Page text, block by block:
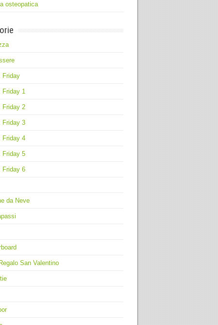
osteopatica
Friday
Friday 1
Friday 2
Friday 3
Friday 4
Friday 5
Friday 6
da Neve
San Valentino